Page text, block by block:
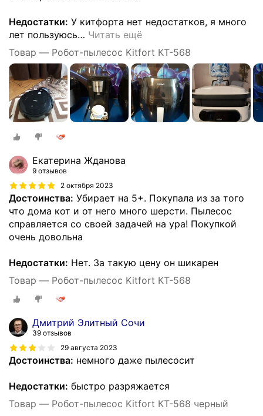
Недостатки: У китфорта нет недостатков, я много
лет пользуюсь… Читать ещё
Товар — Робот-пылесос Kitfort КТ-568
Екатерина Жданова
9 отзывов
2 октября 2023
Достоинства: Убирает на 5+. Покупала из за того
что дома кот и от него много шерсти. Пылесос
справляется со своей задачей на ура! Покупкой
очень довольна
Недостатки: Нет. За такую цену он шикарен
Товар — Робот-пылесос Kitfort КТ-568
Дмитрий Элитный Сочи
39 отзывов
29 августа 2023
Достоинства: немного даже пылесосит
Недостатки: быстро разряжается
Товар — Робот-пылесос Kitfort КТ-568 черный